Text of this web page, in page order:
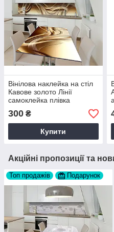
Вінілова наклейка на стіл
Кавове золото Лінії
самоклейка плівка
Бежевий 60х120 см Happy
Pocket Z184140
300 ₴
Купити
Акційні пропозиції та
Топ продажів Подарунок